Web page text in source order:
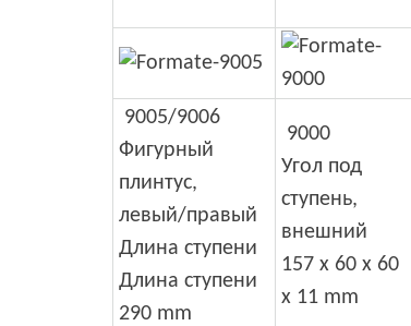
9005/9006
Фигурный
плинтус,
левый/правый
Длина ступени
Длина ступени
290 mm
9000
Угол под
ступень,
внешний
157 x 60 x 60
x 11 mm